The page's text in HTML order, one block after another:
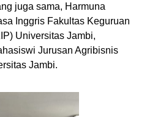
juga sama, Harmuna
Inggris Fakultas Keguruan
Universitas Jambi,
Jurusan Agribisnis
Jambi.